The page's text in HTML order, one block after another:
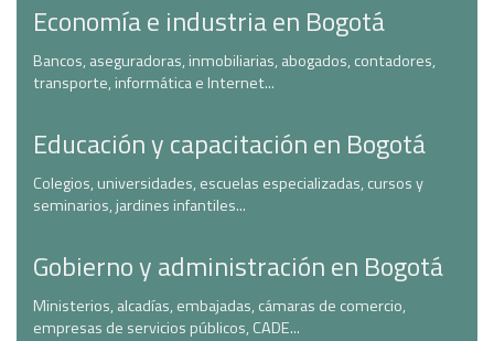
Economía e industria en Bogotá
Bancos, aseguradoras, inmobiliarias, abogados, contadores,
transporte, informática e Internet...
Educación y capacitación en Bogotá
Colegios, universidades, escuelas especializadas, cursos y
seminarios, jardines infantiles...
Gobierno y administración en Bogotá
Ministerios, alcadías, embajadas, cámaras de comercio,
empresas de servicios públicos, CADE...